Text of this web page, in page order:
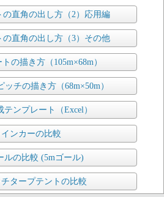
の直角の出し方（2）応用編
の直角の出し方（3）その他
の描き方（105m×68m）
チの描き方（68m×50m）
テンプレート（Excel）
インカーの比較
ルの比較 (5mゴール)
タープテントの比較